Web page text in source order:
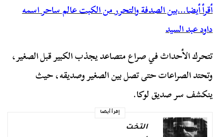
أقرأ أيضا…بين الصدفة والتحرر من الكبت عالم ساحر اسمه
داود عبد السيد
تتحرك الأحداث في صراع متصاعد يجذب الكبير قبل الصغير،
وتحتد الصراعات حتى تصل بين الصغير وصديقه، حيث
ينكشف سر صديق لوكا.
إقرأ أيضا
التخت